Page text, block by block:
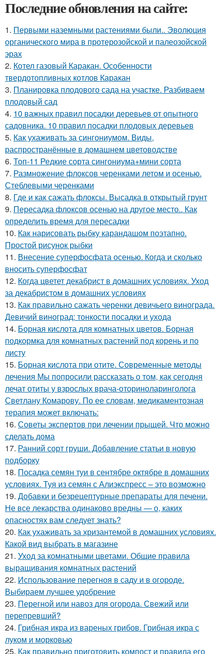
Последние обновления на сайте:
1. Первыми наземными растениями были.. Эволюция
органического мира в протерозойской и палеозойской
эрах
2. Котел газовый Каракан. Особенности
твердотопливных котлов Каракан
3. Планировка плодового сада на участке. Разбиваем
плодовый сад
4. 10 важных правил посадки деревьев от опытного
садовника. 10 правил посадки плодовых деревьев
5. Как ухаживать за сингониумом. Виды,
распространённые в домашнем цветоводстве
6. Топ-11 Редкие сорта сингониума+мини сорта
7. Размножение флоксов черенками летом и осенью.
Стеблевыми черенками
8. Где и как сажать флоксы. Высадка в открытый грунт
9. Пересадка флоксов осенью на другое место.. Как
определить время для пересадки
10. Как нарисовать рыбку карандашом поэтапно.
Простой рисунок рыбки
11. Внесение суперфосфата осенью. Когда и сколько
вносить суперфосфат
12. Когда цветет декабрист в домашних условиях. Уход
за декабристом в домашних условиях
13. Как правильно сажать черенки девичьего винограда.
Девичий виноград: тонкости посадки и ухода
14. Борная кислота для комнатных цветов. Борная
подкормка для комнатных растений под корень и по
листу
15. Борная кислота при отите. Современные методы
лечения Мы попросили рассказать о том, как сегодня
лечат отиты у взрослых врача-оториноларинголога
Светлану Комарову. По ее словам, медикаментозная
терапия может включать:
16. Советы экспертов при лечении прыщей. Что можно
сделать дома
17. Ранний сорт груши. Добавление статьи в новую
подборку
18. Посадка семян туи в сентябре октябре в домашних
условиях. Туя из семян с Алиэкспресс – это возможно
19. Добавки и безрецептурные препараты для печени.
Не все лекарства одинаково вредны — о, каких
опасностях вам следует знать?
20. Как ухаживать за хризантемой в домашних условиях.
Какой вид выбрать в магазине
21. Уход за комнатными цветами. Общие правила
выращивания комнатных растений
22. Использование перегноя в саду и в огороде.
Выбираем лучшее удобрение
23. Перегной или навоз для огорода. Свежий или
перепревший?
24. Грибная икра из вареных грибов. Грибная икра с
луком и морковью
25. Как правильно приготовить компост и правила его